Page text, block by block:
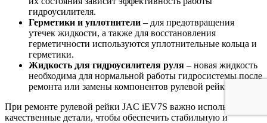
гидроусилителя.
Герметики и уплотнители – для предотвращения
утечек жидкости, а также для восстановления
герметичности используются уплотнительные кольца и
герметики.
Жидкость для гидроусилителя руля – новая жидкость
необходима для нормальной работы гидросистемы после
ремонта или замены компонентов рулевой рейки.
При ремонте рулевой рейки JAC iEV7S важно использовать
качественные детали, чтобы обеспечить стабильную и